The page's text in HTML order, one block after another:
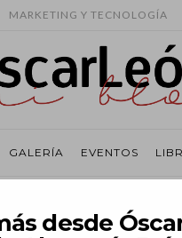
MARKETING Y TECNOLOGÍA
GALERÍA EVENTOS
desde